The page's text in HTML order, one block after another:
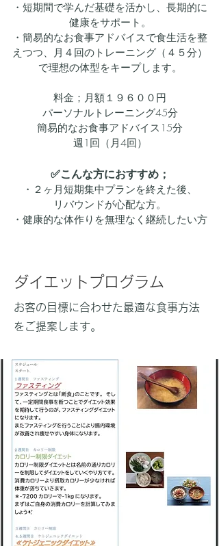
・短期間で学んだ基礎を活かし、長期的に
健康をサポート。
​・簡易的なお食事アドバイスで食生活を整
えつつ、月４回のトレーニング（４５分）
で理想の体型をキープします。
料金；月額１９６００円
パーソナルトレーニング45分
簡易的なお食事アドバイス15分
週1回（月4回）
​✅こんな方におすすめ；
・２ヶ月短期集中プランを終えた後、
リバウンドが心配な方。
​・健康的な体作りを無理なく継続したい方
​​ダイエットプログラム
​​お客の目標に合わせた最適な食事方法
をご提案します。